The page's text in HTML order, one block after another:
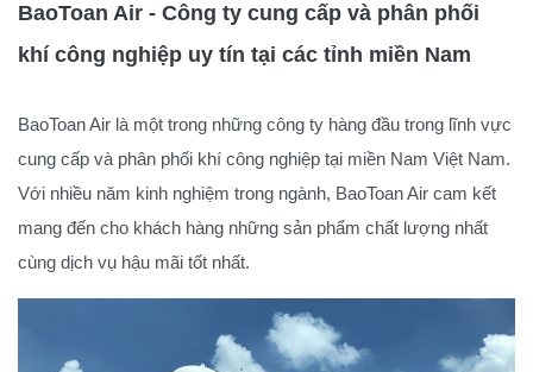
BaoToan Air - Công ty cung cấp và phân phối
khí công nghiệp uy tín tại các tỉnh miền Nam
BaoToan Air là một trong những công ty hàng đầu trong lĩnh vực
cung cấp và phân phối khí công nghiệp tại miền Nam Việt Nam.
Với nhiều năm kinh nghiệm trong ngành, BaoToan Air cam kết
mang đến cho khách hàng những sản phẩm chất lượng nhất
cùng dịch vụ hậu mãi tốt nhất.